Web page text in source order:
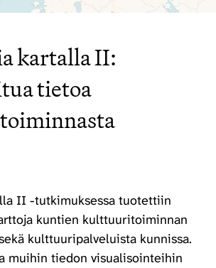
kartalla II:
tietoa
II -tutkimuksessa tuotettiin
kuntien kulttuuritoiminnan
kulttuuripalveluista kunnissa.
muihin tiedon visualisointeihin